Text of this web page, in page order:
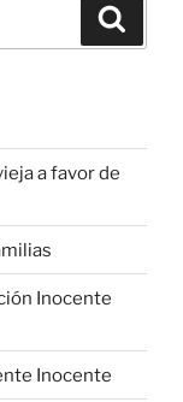
a favor de
Inocente
Inocente